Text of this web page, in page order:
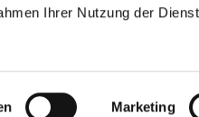
Ihrer Nutzung der
Marketing